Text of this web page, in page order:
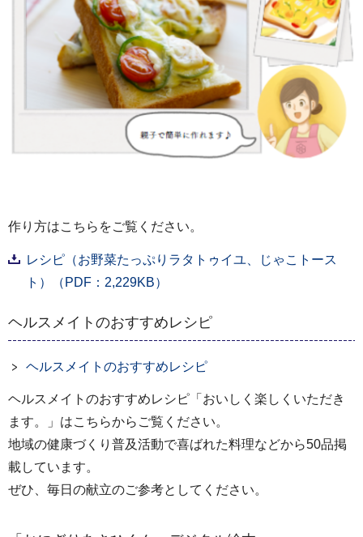
作り方はこちらをご覧ください。
レシピ（お野菜たっぷりラタトゥイユ、じゃこトース
ト）（PDF：2,229KB）
ヘルスメイトのおすすめレシピ
ヘルスメイトのおすすめレシピ
ヘルスメイトのおすすめレシピ「おいしく楽しくいただき
ます。」はこちらからご覧ください。
地域の健康づくり普及活動で喜ばれた料理などから50品掲
載しています。
ぜひ、毎日の献立のご参考としてください。